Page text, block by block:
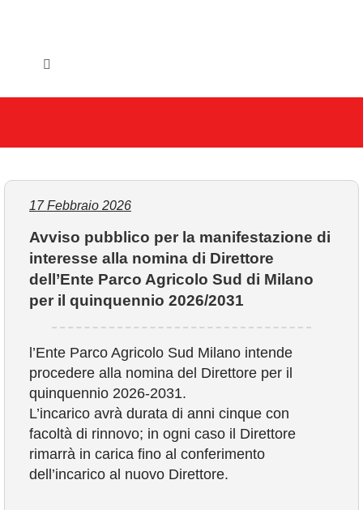
Toggle
IL COMUNE
SERVIZI E UTILITA’
AREE TEMATICHE
VIVERE VANZAGO
COMUNICAZIONE
17 Febbraio 2026
Avviso pubblico per la manifestazione di
interesse alla nomina di Direttore
dell’Ente Parco Agricolo Sud di Milano
per il quinquennio 2026/2031
l’Ente Parco Agricolo Sud Milano intende
procedere alla nomina del Direttore per il
quinquennio 2026-2031.
L’incarico avrà durata di anni cinque con
facoltà di rinnovo; in ogni caso il Direttore
rimarrà in carica fino al conferimento
dell’incarico al nuovo Direttore.